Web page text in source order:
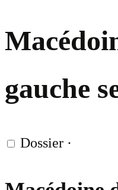
gauche
Dossier ·